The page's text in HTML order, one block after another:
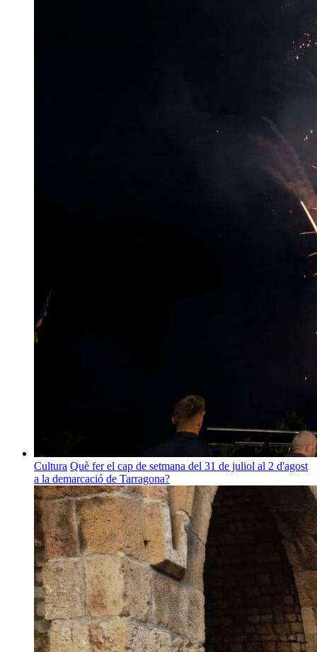
Cultura Què fer el cap de setmana del 31 de juliol al 2 d'agost
a la demarcació de Tarragona?